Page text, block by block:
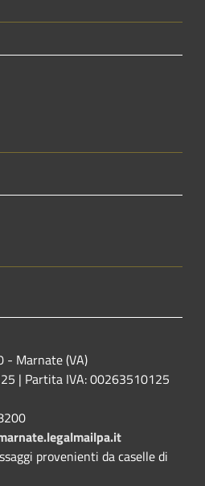
- Marnate (VA)
| Partita IVA: 00263510125
provenienti da caselle di